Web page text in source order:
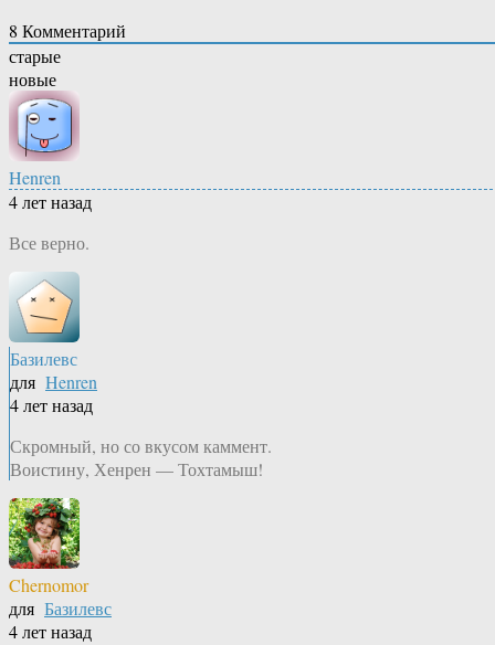
8 Комментарий
старые
новые
Henren
4 лет назад
Все верно.
Базилевс
для Henren
4 лет назад
Скромный, но со вкусом каммент.
Воистину, Хенрен — Тохтамыш!
Chernomor
для Базилевс
4 лет назад